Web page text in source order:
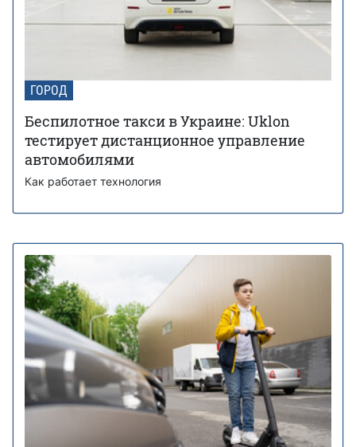
ГОРОД
Беспилотное такси в Украине: Uklon
тестирует дистанционное управление
автомобилями
Как работает технология